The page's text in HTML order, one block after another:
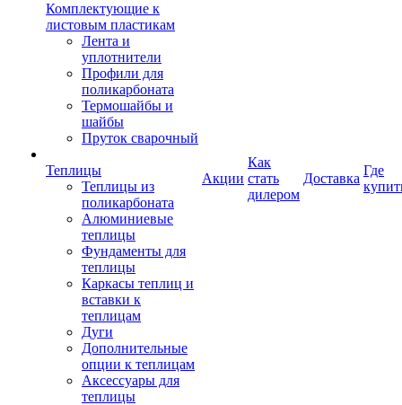
Комплектующие к
листовым пластикам
Лента и
уплотнители
Профили для
поликарбоната
Термошайбы и
шайбы
Пруток сварочный
Теплицы
Теплицы из
поликарбоната
Алюминиевые
теплицы
Фундаменты для
теплицы
Каркасы теплиц и
вставки к
теплицам
Дуги
Дополнительные
опции к теплицам
Аксессуары для
теплицы
Акции
Как
стать
дилером
Доставка
Где